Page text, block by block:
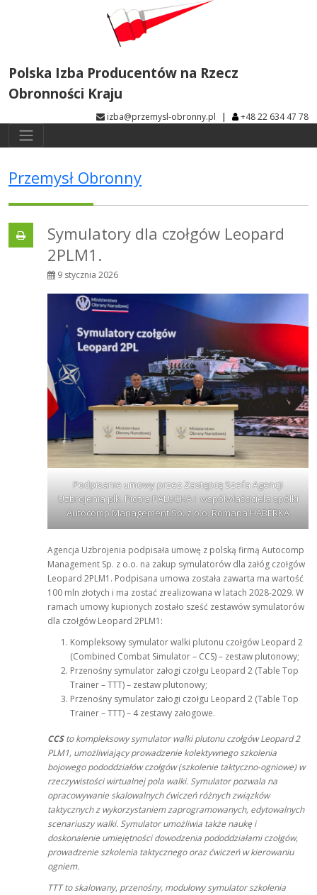
Polska Izba Producentów na Rzecz
Obronności Kraju
izba@przemysl-obronny.pl | +48 22 634 47 78
Przemysł Obronny
Symulatory dla czołgów Leopard
2PLM1.
9 stycznia 2026
Podpisanie umowy przez Zastępcę Szefa Agencji
Uzbrojenia płk. Piotra PALUCHA i współwłaściciela spółki
Autocomp Management Sp. z o.o. Romana HABERKA
Agencja Uzbrojenia podpisała umowę z polską firmą Autocomp
Management Sp. z o.o. na zakup symulatorów dla załóg czołgów
Leopard 2PLM1. Podpisana umowa została zawarta ma wartość
100 mln złotych i ma zostać zrealizowana w latach 2028-2029. W
ramach umowy kupionych zostało sześć zestawów symulatorów
dla czołgów Leopard 2PLM1:
Kompleksowy symulator walki plutonu czołgów Leopard 2
(Combined Combat Simulator – CCS) – zestaw plutonowy;
Przenośny symulator załogi czołgu Leopard 2 (Table Top
Trainer – TTT) – zestaw plutonowy;
Przenośny symulator załogi czołgu Leopard 2 (Table Top
Trainer – TTT) – 4 zestawy załogowe.
CCSto kompleksowy symulator walki plutonu czołgów Leopard 2
PLM1, umożliwiający prowadzenie kolektywnego szkolenia
bojowego pododdziałów czołgów (szkolenie taktyczno-ogniowe) w
rzeczywistości wirtualnej pola walki. Symulator pozwala na
opracowywanie skalowalnych ćwiczeń różnych związków
taktycznych z wykorzystaniem zaprogramowanych, edytowalnych
scenariuszy walki. Symulator umożliwia także naukę i
doskonalenie umiejętności dowodzenia pododdziałami czołgów,
prowadzenie szkolenia taktycznego oraz ćwiczeń w kierowaniu
ogniem.
TTT to skalowany, przenośny, modułowy symulator szkolenia